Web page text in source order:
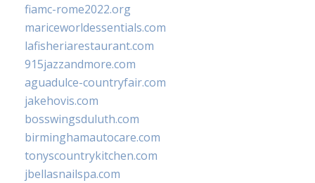
fiamc-rome2022.org
mariceworldessentials.com
lafisheriarestaurant.com
915jazzandmore.com
aguadulce-countryfair.com
jakehovis.com
bosswingsduluth.com
birminghamautocare.com
tonyscountrykitchen.com
jbellasnailspa.com